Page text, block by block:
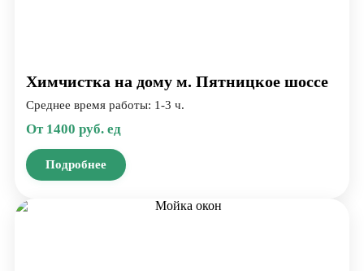
Химчистка на дому м. Пятницкое шоссе
Среднее время работы: 1-3 ч.
От 1400 руб. ед
Подробнее